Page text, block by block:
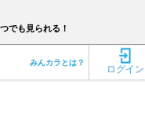
でも見られる！
ログイン
みんカラとは？